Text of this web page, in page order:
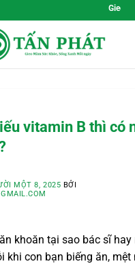
Gieo Mầm Sức
vitamin B thì có
MỘT 8, 2025 BỞI
khoăn tại sao bác sĩ hay
khi con bạn biếng ăn, mệt